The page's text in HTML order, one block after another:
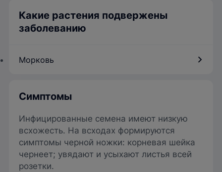
Какие растения подвержены
заболеванию
Морковь
Симптомы
Инфицированные семена имеют низкую
всхожесть. На всходах формируются
симптомы черной ножки: корневая шейка
чернеет; увядают и усыхают листья всей
розетки.